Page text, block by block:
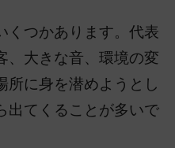
くつかあります。代表
、大きな音、環境の変
所に身を潜めようとし
出てくることが多いで